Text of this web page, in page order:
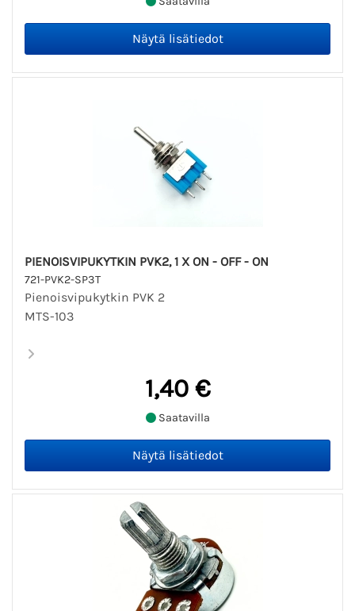
PIENOISVIPUKYTKIN PVK2, 1 X ON - OFF - ON
721-PVK2-SP3T
Pienoisvipukytkin PVK 2
MTS-103
1,40 €
Saatavilla